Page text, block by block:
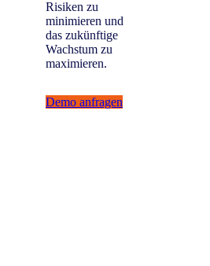
Risiken zu
minimieren und
das zukünftige
Wachstum zu
maximieren.
Demo anfragen